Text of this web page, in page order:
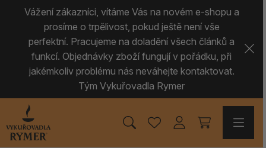
Vážení zákazníci, vítáme Vás na novém e-shopu a
prosíme o trpělivost, pokud ještě není vše
perfektní. Pracujeme na doladění všech článků a
funkcí. Objednávky zboží fungují v pořádku, při
jakémkoliv problému nás neváhejte kontaktovat.
Tým Vykuřovadla Rymer